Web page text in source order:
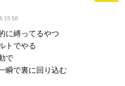
15:58
に縛ってるやつ
トでやる
で
瞬で裏に回り込む